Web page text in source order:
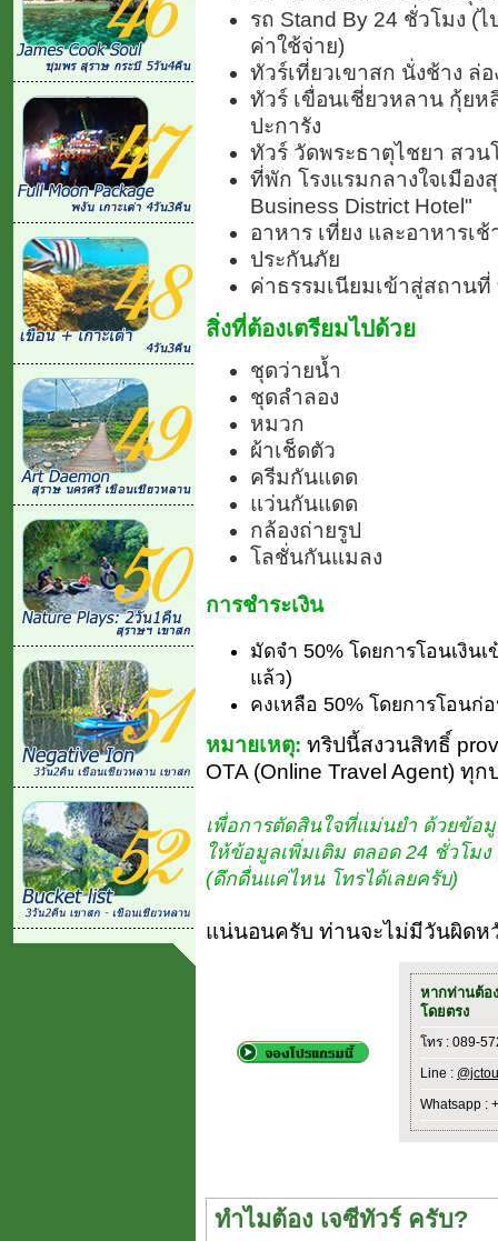
รถ Stand By 24 ชั่วโมง (
ค่าใช้จ่าย)
ทัวร์เที่ยวเขาสก นั่งช้าง ล่
ทัวร์ เขื่อนเชี่ยวหลาน กุ้ยห
ปะการัง
ทัวร์ วัดพระธาตุไชยา สว
ที่พัก โรงแรมกลางใจเมือ
Business District Hotel"
อาหาร เที่ยง และอาหารเ
ประกันภัย
ค่าธรรมเนียมเข้าสู่สถาน
สิ่งที่ต้องเตรียมไปด้วย
ชุดว่ายน้ำ
ชุดลำลอง
หมวก
ผ้าเช็ดตัว
ครีมกันแดด
แว่นกันแดด
กล้องถ่ายรูป
โลชั่นกันแมลง
การชำระเงิน
มัดจำ 50% โดยการโอนเงิน
แล้ว)
คงเหลือ 50% โดยการโอนก่
หมายเหตุ: ทริปนี้สงวนสิทธิ์
OTA (Online Travel Agent) ทุก
เพื่อการตัดสินใจที่แม่นยำ ด้วยข้อ
ให้ข้อมูลเพิ่มเติม ตลอด 24 ชั่วโม
(ดึกดื่นแค่ไหน โทรได้เลยครับ)
แน่นอนครับ ท่านจะไม่มีวันผิดห
หากท่านต้อ
โดยตรง
โทร : 089-
Line :
Whatsapp :
ทำไมต้อง เจซีทัวร์ ครับ?